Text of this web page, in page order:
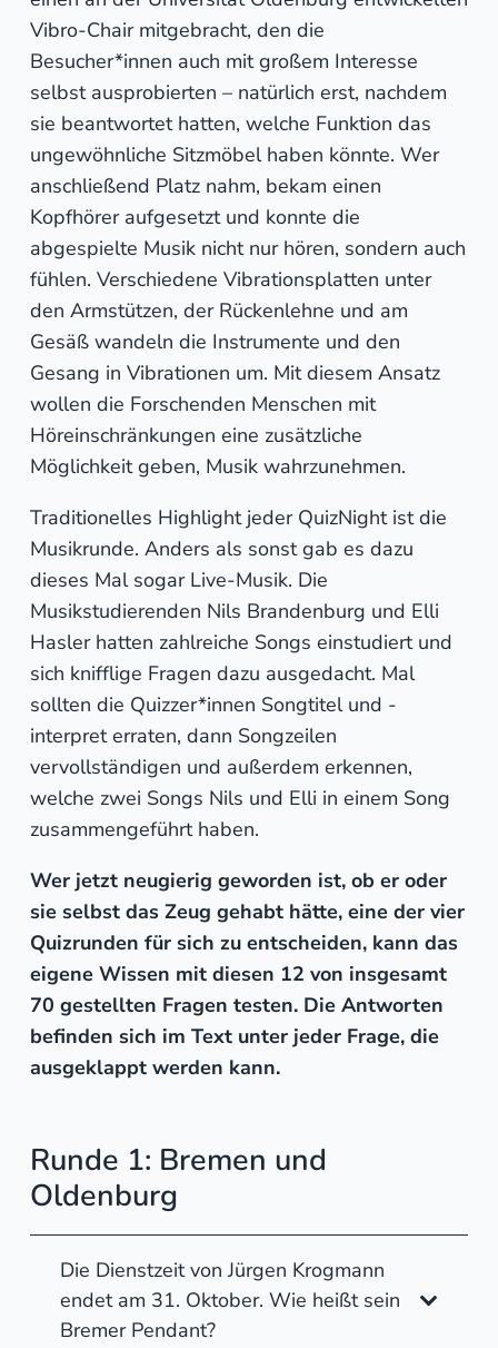
Vibro-Chair mitgebracht, den die
Besucher*innen auch mit großem Interesse
selbst ausprobierten – natürlich erst, nachdem
sie beantwortet hatten, welche Funktion das
ungewöhnliche Sitzmöbel haben könnte. Wer
anschließend Platz nahm, bekam einen
Kopfhörer aufgesetzt und konnte die
abgespielte Musik nicht nur hören, sondern auch
fühlen. Verschiedene Vibrationsplatten unter
den Armstützen, der Rückenlehne und am
Gesäß wandeln die Instrumente und den
Gesang in Vibrationen um. Mit diesem Ansatz
wollen die Forschenden Menschen mit
Höreinschränkungen eine zusätzliche
Möglichkeit geben, Musik wahrzunehmen.
Traditionelles Highlight jeder QuizNight ist die
Musikrunde. Anders als sonst gab es dazu
dieses Mal sogar Live-Musik. Die
Musikstudierenden Nils Brandenburg und Elli
Hasler hatten zahlreiche Songs einstudiert und
sich knifflige Fragen dazu ausgedacht. Mal
sollten die Quizzer*innen Songtitel und -
interpret erraten, dann Songzeilen
vervollständigen und außerdem erkennen,
welche zwei Songs Nils und Elli in einem Song
zusammengeführt haben.
Wer jetzt neugierig geworden ist, ob er oder
sie selbst das Zeug gehabt hätte, eine der vier
Quizrunden für sich zu entscheiden, kann das
eigene Wissen mit diesen 12 von insgesamt
70 gestellten Fragen testen. Die Antworten
befinden sich im Text unter jeder Frage, die
ausgeklappt werden kann.
Runde 1: Bremen und
Oldenburg
Die Dienstzeit von Jürgen Krogmann
endet am 31. Oktober. Wie heißt sein
Bremer Pendant?